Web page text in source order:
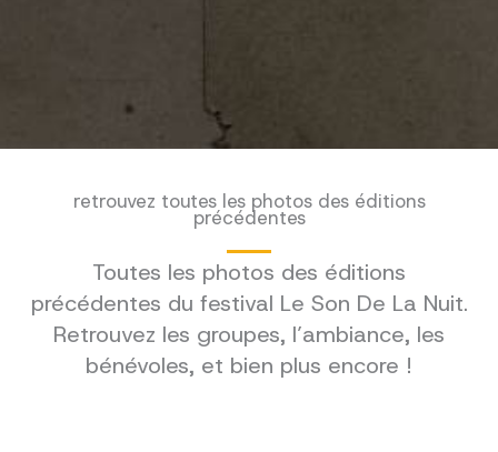
retrouvez toutes les photos des éditions
précédentes
Toutes les photos des éditions
précédentes du festival Le Son De La Nuit.
Retrouvez les groupes, l’ambiance, les
bénévoles, et bien plus encore !